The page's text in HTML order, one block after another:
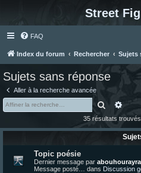
Street
FAQ
Index du forum Rechercher Sujets
Sujets sans réponse
Aller à la recherche avancée
35 résultats trouvés
Topic poésie
Dernier message par abouhourayra
Message posté… dans Discussion